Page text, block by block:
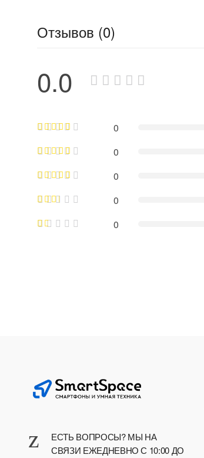
Отзывов (0)
0.0
0
0
0
0
0
ЕСТЬ ВОПРОСЫ? МЫ НА
СВЯЗИ ЕЖЕДНЕВНО С 10:00 ДО